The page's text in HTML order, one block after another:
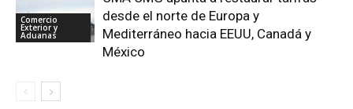
Comercio
Exterior y
Aduanas
desde el norte de Europa y
Mediterráneo hacia EEUU, Canadá y
México